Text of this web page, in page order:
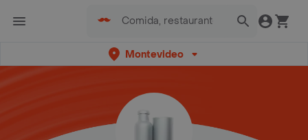
Montevideo